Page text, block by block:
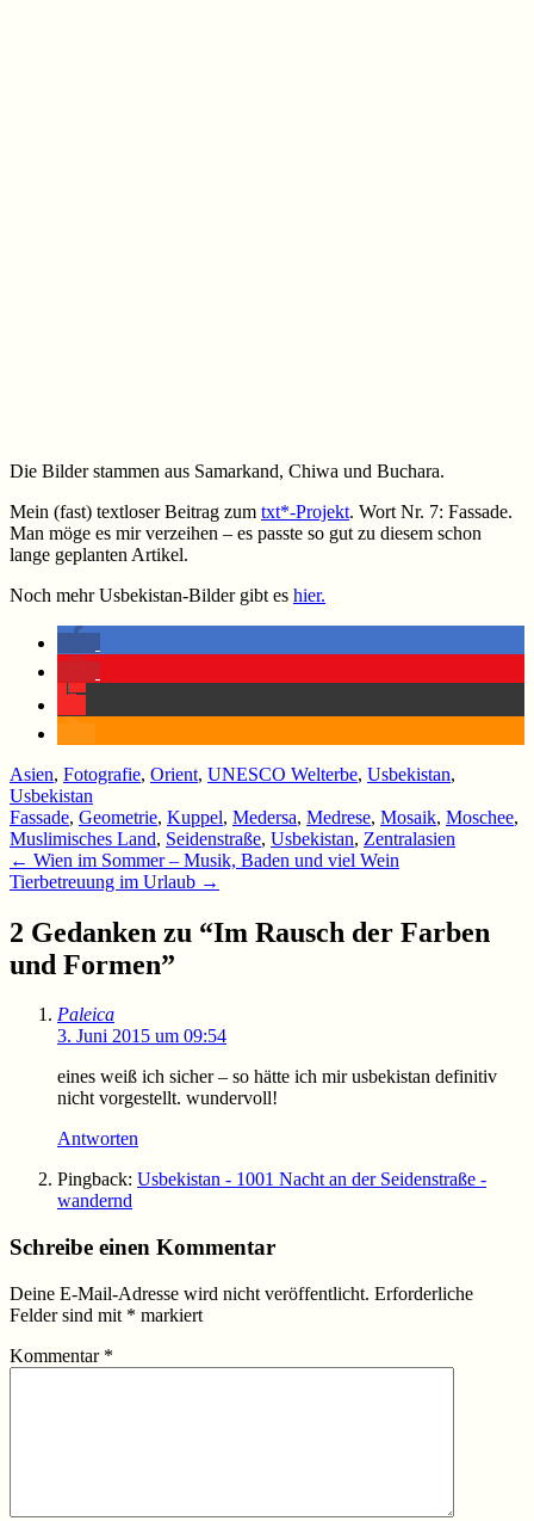
Die Bilder stammen aus Samarkand, Chiwa und Buchara.
Mein (fast) textloser Beitrag zum txt*-Projekt. Wort Nr. 7: Fassade.
Man möge es mir verzeihen – es passte so gut zu diesem schon
lange geplanten Artikel.
Noch mehr Usbekistan-Bilder gibt es hier.
Asien, Fotografie, Orient, UNESCO Welterbe, Usbekistan,
Usbekistan
Fassade, Geometrie, Kuppel, Medersa, Medrese, Mosaik, Moschee,
Muslimisches Land, Seidenstraße, Usbekistan, Zentralasien
Beitragsnavigation
← Wien im Sommer – Musik, Baden und viel Wein
Tierbetreuung im Urlaub →
2 Gedanken zu “Im Rausch der Farben
und Formen”
Paleica
3. Juni 2015 um 09:54
eines weiß ich sicher – so hätte ich mir usbekistan definitiv
nicht vorgestellt. wundervoll!
Antworten
Pingback: Usbekistan - 1001 Nacht an der Seidenstraße -
wandernd
Schreibe einen Kommentar
Deine E-Mail-Adresse wird nicht veröffentlicht. Erforderliche
Felder sind mit * markiert
Kommentar *